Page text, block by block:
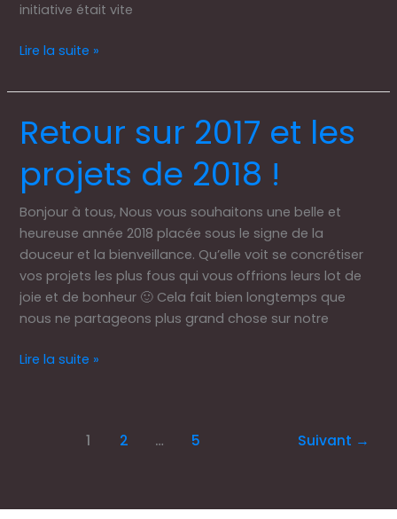
initiative était vite
Lire la suite »
Retour sur 2017 et les
projets de 2018 !
Bonjour à tous, Nous vous souhaitons une belle et
heureuse année 2018 placée sous le signe de la
douceur et la bienveillance. Qu’elle voit se concrétiser
vos projets les plus fous qui vous offrions leurs lot de
joie et de bonheur 🙂 Cela fait bien longtemps que
nous ne partageons plus grand chose sur notre
Retour
sur
2017
et
les
projets
de
2018
!
Lire la suite »
1 2 … 5 Suivant →